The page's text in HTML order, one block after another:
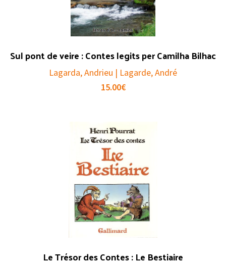
Sul pont de veire : Contes legits per Camilha Bilhac
Lagarda, Andrieu | Lagarde, André
15.00€
Le Trésor des Contes : Le Bestiaire